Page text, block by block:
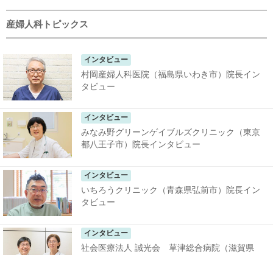
産婦人科トピックス
インタビュー
村岡産婦人科医院（福島県いわき市）院長イン
タビュー
インタビュー
みなみ野グリーンゲイブルズクリニック（東京
都八王子市）院長インタビュー
インタビュー
いちろうクリニック（青森県弘前市）院長イン
タビュー
インタビュー
社会医療法人 誠光会 草津総合病院（滋賀県